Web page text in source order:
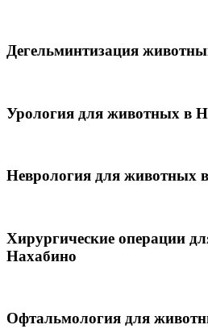
Дегельминтизация
Урология для животных в
Неврология для животных
Хирургические операции
Нахабино
Офтальмология для